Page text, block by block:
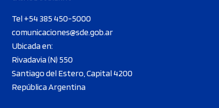
Tel +54 385 450-5000
comunicaciones@sde.gob.ar
Ubicada en:
Rivadavia (N) 550
Santiago del Estero, Capital 4200
República Argentina